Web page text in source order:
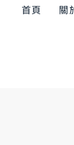
首頁 關